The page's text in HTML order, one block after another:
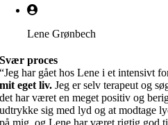
Lene Grønbech
Svær proces
“Jeg har gået hos Lene i et intensivt
mit eget liv. Jeg er selv terapeut og
det har været en meget positiv og
udtrykke sig med lyd og at modtage